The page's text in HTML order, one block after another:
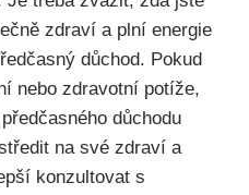
zdraví a plní energie
důchod. Pokud
nebo zdravotní potíže,
důchodu
na své zdraví a
konzultovat s